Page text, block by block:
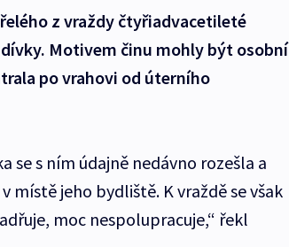
z vraždy čtyřiadvacetileté
Motivem činu mohly být osobní
po vrahovi od úterního
se s ním údajně nedávno rozešla a
místě jeho bydliště. K vraždě se však
moc nespolupracuje,“ řekl